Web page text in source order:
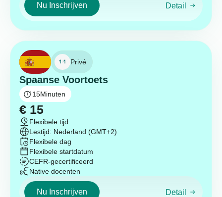
Nu Inschrijven Detail
Privé
Spaanse Voortoets
15Minuten
€ 15
Flexibele tijd
Lestijd: Nederland (GMT+2)
Flexibele dag
Flexibele startdatum
CEFR-gecertificeerd
Native docenten
Nu Inschrijven Detail